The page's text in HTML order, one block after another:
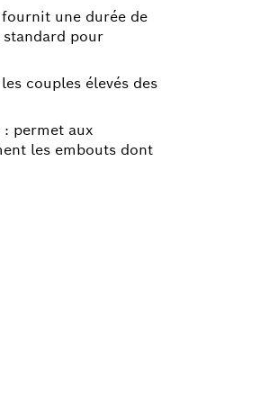
une durée de
pour
couples élevés des
permet aux
les embouts dont